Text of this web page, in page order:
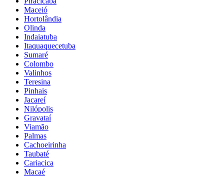
Maceió
Hortolândia
Olinda
Indaiatuba
Itaquaquecetuba
Sumaré
Colombo
Valinhos
Teresina
Pinhais
Jacareí
Nilópolis
Gravataí
Viamão
Palmas
Cachoeirinha
Taubaté
Cariacica
Macaé